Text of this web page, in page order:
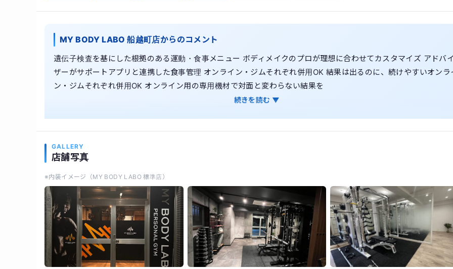
MY BODY LABO 船越町店からのコメント
遺伝子検査を基にした根拠のある運動・食事メニュー ボディメイクのプロが理想に合わせてカスタマイズ アドバ
ザーがサポートアプリと連携した食事管理 オンライン・ジムそれぞれ併用OK 結果は出るのに、続けやすいオンラ
ン・ジムそれぞれ併用OK オンライン用の専用機材で対面と変わらない結果を
続きを読む ▼
GALLERY
店舗写真
※内装イメージ（MY BODY LABO 標準店）